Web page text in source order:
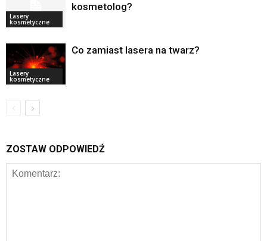
Lasery
kosmetyczne
kosmetolog?
Lasery
kosmetyczne
Co zamiast lasera na twarz?
ZOSTAW ODPOWIEDŹ